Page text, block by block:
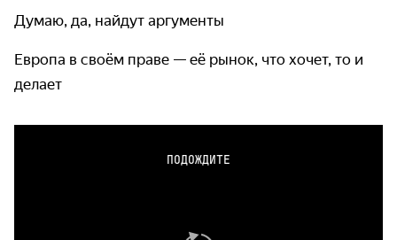
Думаю, да, найдут аргументы
Европа в своём праве — её рынок, что хочет, то и
делает
ПОДОЖДИТЕ